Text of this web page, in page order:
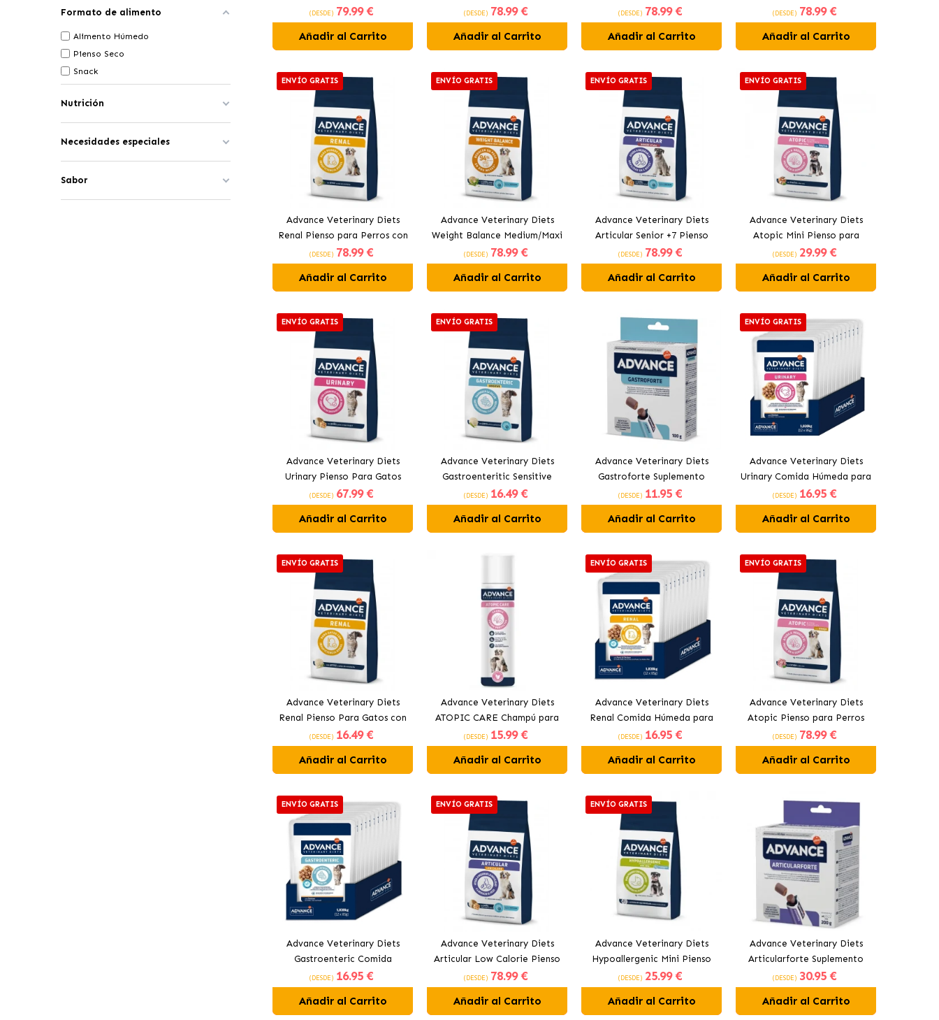
Formato de alimento
Alimento Húmedo
Pienso Seco
Snack
Nutrición
Necesidades especiales
Sabor
Perros con Intolerancias
(DESDE) 79.99 €
Añadir al Carrito
Perros con Pollo y Arroz
(DESDE) 78.99 €
Añadir al Carrito
con Pollo
(DESDE) 78.99 €
Añadir al Carrito
con Pollo
(DESDE) 78.99 €
Añadir al Carrito
ENVÍO GRATIS
Advance Veterinary Diets
Renal Pienso para Perros con
Arroz
(DESDE) 78.99 €
Añadir al Carrito
ENVÍO GRATIS
Advance Veterinary Diets
Weight Balance Medium/Maxi
Pienso para Perros Medianos
y Grandes con Pollo
(DESDE) 78.99 €
Añadir al Carrito
ENVÍO GRATIS
Advance Veterinary Diets
Articular Senior +7 Pienso
Para Perros Mayores
(DESDE) 78.99 €
Añadir al Carrito
ENVÍO GRATIS
Advance Veterinary Diets
Atopic Mini Pienso para
Perros Pequeños con Trucha
(DESDE) 29.99 €
Añadir al Carrito
ENVÍO GRATIS
Advance Veterinary Diets
Urinary Pienso Para Gatos
con Pollo
(DESDE) 67.99 €
Añadir al Carrito
ENVÍO GRATIS
Advance Veterinary Diets
Gastroenteritic Sensitive
Pienso Para Gatos con Pavo
(DESDE) 16.49 €
Añadir al Carrito
Advance Veterinary Diets
Gastroforte Suplemento
Digestivo Para Perros
(DESDE) 11.95 €
Añadir al Carrito
ENVÍO GRATIS
Advance Veterinary Diets
Urinary Comida Húmeda para
Gatos con Problemas
Urinarios
(DESDE) 16.95 €
Añadir al Carrito
ENVÍO GRATIS
Advance Veterinary Diets
Renal Pienso Para Gatos con
Arroz
(DESDE) 16.49 €
Añadir al Carrito
Advance Veterinary Diets
ATOPIC CARE Champú para
perros
(DESDE) 15.99 €
Añadir al Carrito
ENVÍO GRATIS
Advance Veterinary Diets
Renal Comida Húmeda para
Gatos con Problemas Renales
(DESDE) 16.95 €
Añadir al Carrito
ENVÍO GRATIS
Advance Veterinary Diets
Atopic Pienso para Perros
con Conejo
(DESDE) 78.99 €
Añadir al Carrito
ENVÍO GRATIS
Advance Veterinary Diets
Gastroenteric Comida
Húmeda para Gatos con
Problemas Intestinales
(DESDE) 16.95 €
Añadir al Carrito
ENVÍO GRATIS
Advance Veterinary Diets
Articular Low Calorie Pienso
Para Perros con Pollo
(DESDE) 78.99 €
Añadir al Carrito
ENVÍO GRATIS
Advance Veterinary Diets
Hypoallergenic Mini Pienso
Para Perros Pequeños
(DESDE) 25.99 €
Añadir al Carrito
Advance Veterinary Diets
Articularforte Suplemento
Articular Para Perros
(DESDE) 30.95 €
Añadir al Carrito